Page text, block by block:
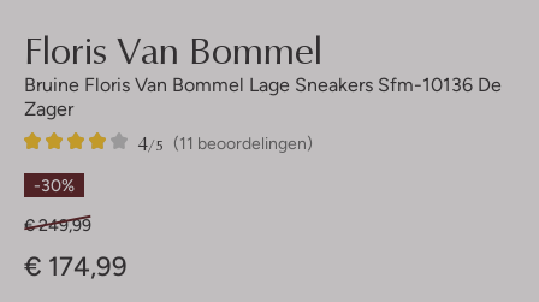
Floris Van Bommel
Bruine Floris Van Bommel Lage Sneakers Sfm-10136 De
Zager
(11 beoordelingen)
4/5
11
4
Sterren
-30%
€ 249,99
€ 174,99